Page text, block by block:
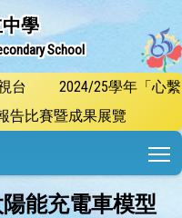
學
School
台
2024/25學年「心繫
告比賽暨成果展覽
能充電車模型